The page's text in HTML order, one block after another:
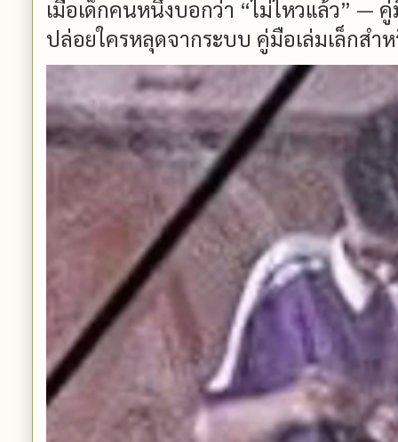
เมื่อเด็กคนหนึ่งบอกว่า “ไม่ไหวแล้ว” —
ปล่อยใครหลุดจากระบบ คู่มือเล่มเล็กสำ